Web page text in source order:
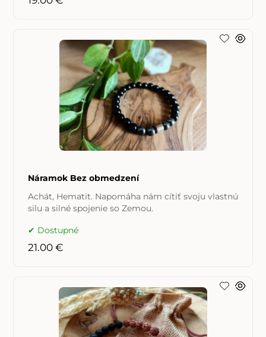
Náramok Bez obmedzení
Achát, Hematit. Napomáha nám cítiť svoju vlastnú
silu a silné spojenie so Zemou.
Dostupné
21.00 €